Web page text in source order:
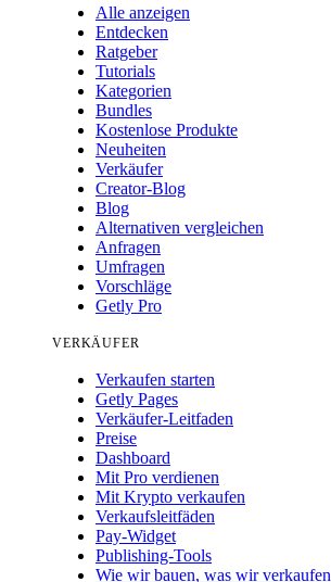
Alle anzeigen
Entdecken
Ratgeber
Tutorials
Kategorien
Bundles
Kostenlose Produkte
Neuheiten
Verkäufer
Creator-Blog
Blog
Alternativen vergleichen
Anfragen
Umfragen
Vorschläge
Getly Pro
VERKÄUFER
Verkaufen starten
Getly Pages
Verkäufer-Leitfaden
Preise
Dashboard
Mit Pro verdienen
Mit Krypto verkaufen
Verkaufsleitfäden
Pay-Widget
Publishing-Tools
Wie wir bauen, was wir verkaufen